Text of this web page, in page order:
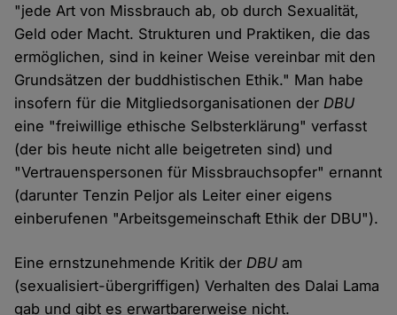
"jede Art von Missbrauch ab, ob durch Sexualität,
Geld oder Macht. Strukturen und Praktiken, die das
ermöglichen, sind in keiner Weise vereinbar mit den
Grundsätzen der buddhistischen Ethik." Man habe
insofern für die Mitgliedsorganisationen der DBU
eine "freiwillige ethische Selbsterklärung" verfasst
(der bis heute nicht alle beigetreten sind) und
"Vertrauenspersonen für Missbrauchsopfer" ernannt
(darunter Tenzin Peljor als Leiter einer eigens
einberufenen "Arbeitsgemeinschaft Ethik der DBU").
Eine ernstzunehmende Kritik der DBU am
(sexualisiert-übergriffigen) Verhalten des Dalai Lama
gab und gibt es erwartbarerweise nicht.